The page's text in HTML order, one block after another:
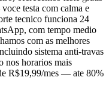
testa com calma e
tecnico funciona 24
com tempo medio
com as melhores
sistema anti-travas
nos horarios mais
R$19,99/mes — ate 80%